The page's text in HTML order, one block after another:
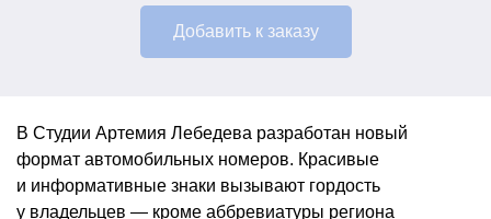
Добавить к заказу
В Студии Артемия Лебедева разработан новый
формат автомобильных номеров. Красивые
и информативные знаки вызывают гордость
у владельцев — кроме аббревиатуры региона